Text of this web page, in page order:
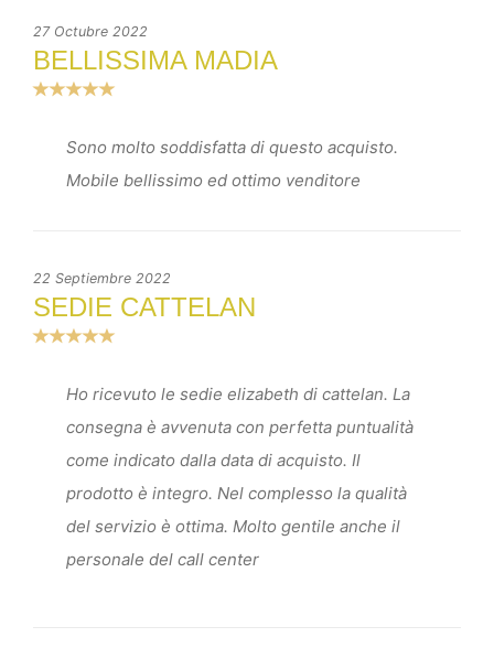
27 Octubre 2022
BELLISSIMA MADIA
Sono molto soddisfatta di questo acquisto.
Mobile bellissimo ed ottimo venditore
22 Septiembre 2022
SEDIE CATTELAN
Ho ricevuto le sedie elizabeth di cattelan. La
consegna è avvenuta con perfetta puntualità
come indicato dalla data di acquisto. Il
prodotto è integro. Nel complesso la qualità
del servizio è ottima. Molto gentile anche il
personale del call center